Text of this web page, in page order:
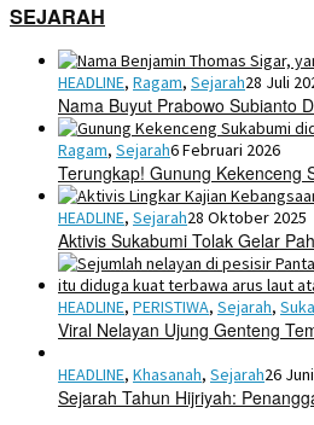
SEJARAH
HEADLINE, Ragam, Sejarah28 Juli
Nama Buyut Prabowo Subianto
Ragam, Sejarah6 Februari 2026
Terungkap! Gunung Kekenceng
HEADLINE, Sejarah28 Oktober 2025
Aktivis Sukabumi Tolak Gelar
HEADLINE, PERISTIWA, Sejarah,
Viral Nelayan Ujung Genteng
HEADLINE, Khasanah, Sejarah26
Sejarah Tahun Hijriyah: